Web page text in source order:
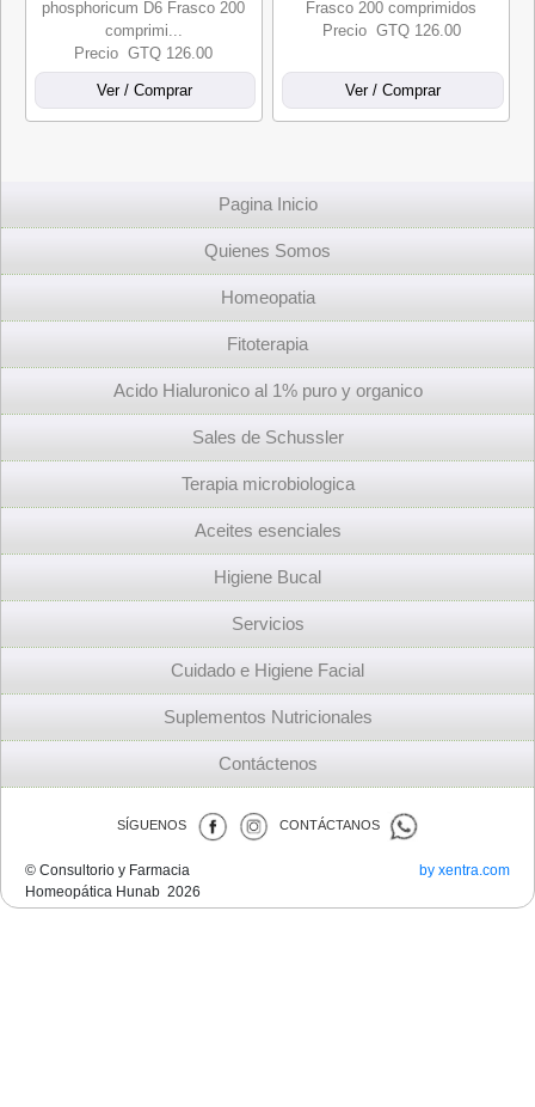
phosphoricum D6 Frasco 200
comprimi...
Precio GTQ 126.00
Frasco 200 comprimidos
Precio GTQ 126.00
Pagina Inicio
Quienes Somos
Homeopatia
Fitoterapia
Acido Hialuronico al 1% puro y organico
Sales de Schussler
Terapia microbiologica
Aceites esenciales
Higiene Bucal
Servicios
Cuidado e Higiene Facial
Suplementos Nutricionales
Contáctenos
SÍGUENOS CONTÁCTANOS
© Consultorio y Farmacia
Homeopática Hunab 2026
by xentra.com